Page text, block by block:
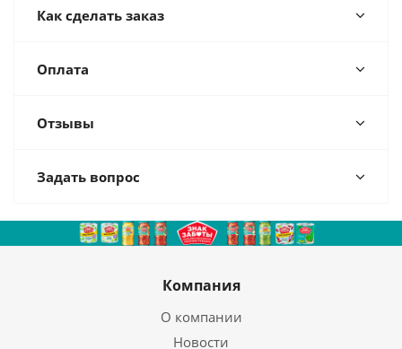
Как сделать заказ
Оплата
Отзывы
Задать вопрос
Компания
О компании
Новости